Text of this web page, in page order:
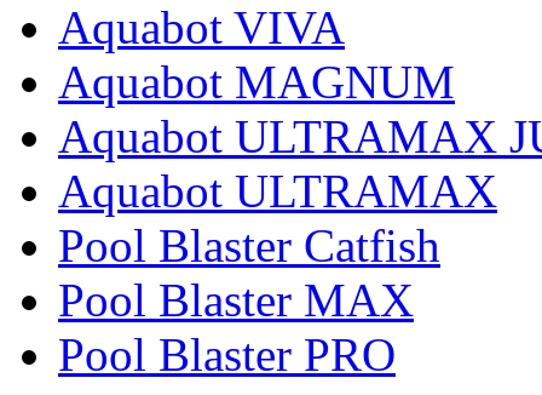
Aquabot VIVA
Aquabot MAGNUM
Aquabot ULTRAMAX
Aquabot ULTRAMAX
Pool Blaster Catfish
Pool Blaster MAX
Pool Blaster PRO